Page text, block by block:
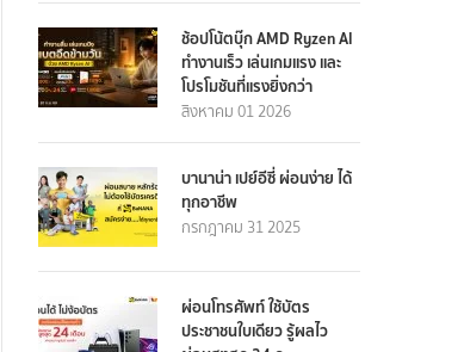
ช้อปโน้ตบุ๊ก AMD Ryzen AI
ทำงานเร็ว เล่นเกมแรง และ
โปรโมชันที่แรงยิ่งกว่า
สิงหาคม 01 2026
บานาน่า เปย์อีซี่ ผ่อนง่าย ได้
ทุกอาชีพ
กรกฎาคม 31 2025
ผ่อนโทรศัพท์ ใช้บัตร
ประชาชนใบเดียว รู้ผลไว